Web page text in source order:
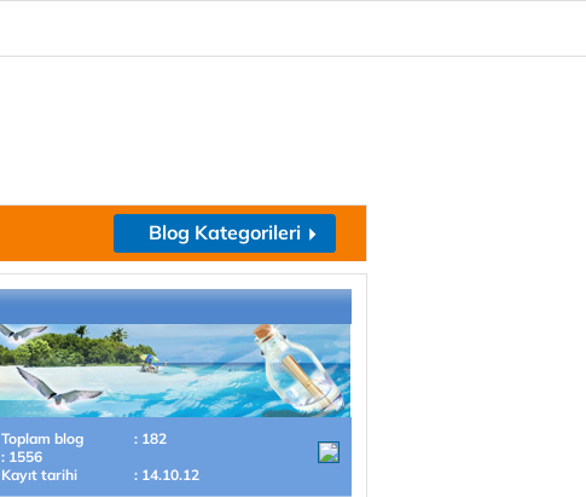
Blog Kategorileri
Toplam blog
: 182
: 1556
Kayıt tarihi
: 14.10.12